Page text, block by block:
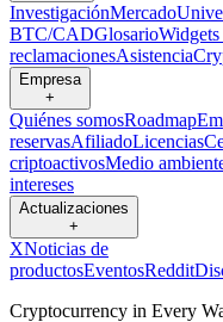
InvestigaciónMercado
BTC/CADGlosario
reclamacionesAsistencia
Empresa
+
Quiénes somosRoadmap
reservasAfiliadoLicencias
criptoactivosMedio
intereses
Actualizaciones
+
XNoticias de
productosEventosReddit
Cryptocurrency in Every